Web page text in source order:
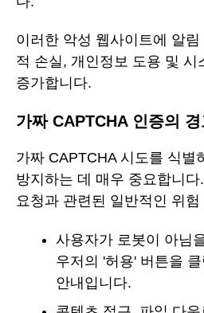
이러한 악성 웹사이트에 알
적 손실, 개인정보 도용 및 시
증가합니다.
가짜 CAPTCHA 인증의
가짜 CAPTCHA 시도를 식별
방지하는 데 매우 중요합니
요청과 관련된 일반적인 위
사용자가 로봇이 아님
우저의 '허용' 버튼을
안내입니다.